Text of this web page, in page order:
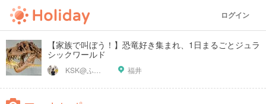
ログイン
【家族で叫ぼう！】恐竜好き集まれ、1日まるごとジュラ
シックワールド
福井